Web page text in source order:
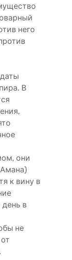
него
В
они
к вину в
в
не